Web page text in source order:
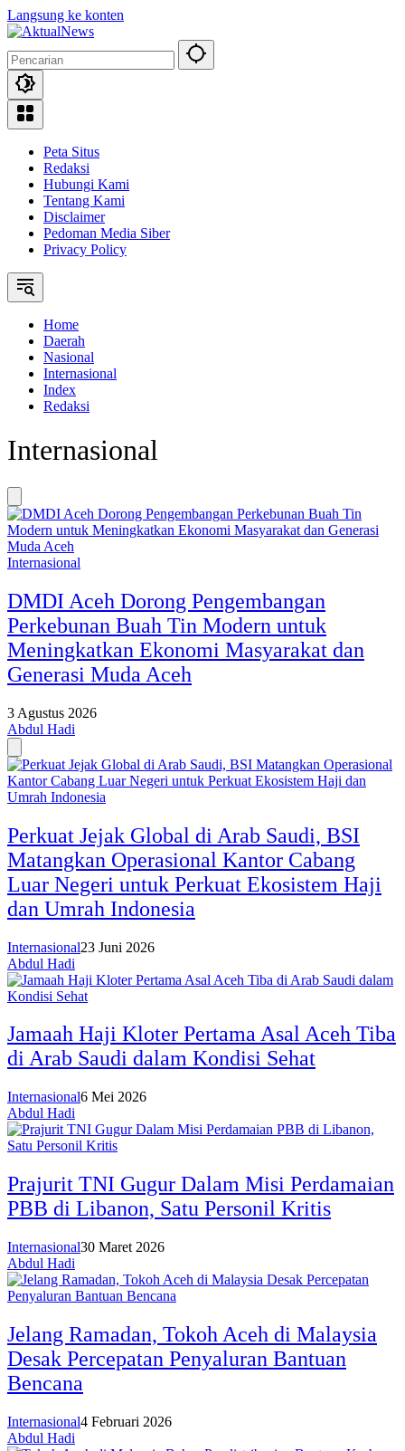
Langsung ke konten
Peta Situs
Redaksi
Hubungi Kami
Tentang Kami
Disclaimer
Pedoman Media Siber
Privacy Policy
Home
Daerah
Nasional
Internasional
Index
Redaksi
Internasional
Internasional
DMDI Aceh Dorong Pengembangan
Perkebunan Buah Tin Modern untuk
Meningkatkan Ekonomi Masyarakat dan
Generasi Muda Aceh
3 Agustus 2026
Abdul Hadi
Perkuat Jejak Global di Arab Saudi, BSI
Matangkan Operasional Kantor Cabang
Luar Negeri untuk Perkuat Ekosistem Haji
dan Umrah Indonesia
Internasional23 Juni 2026
Abdul Hadi
Jamaah Haji Kloter Pertama Asal Aceh Tiba
di Arab Saudi dalam Kondisi Sehat
Internasional6 Mei 2026
Abdul Hadi
Prajurit TNI Gugur Dalam Misi Perdamaian
PBB di Libanon, Satu Personil Kritis
Internasional30 Maret 2026
Abdul Hadi
Jelang Ramadan, Tokoh Aceh di Malaysia
Desak Percepatan Penyaluran Bantuan
Bencana
Internasional4 Februari 2026
Abdul Hadi